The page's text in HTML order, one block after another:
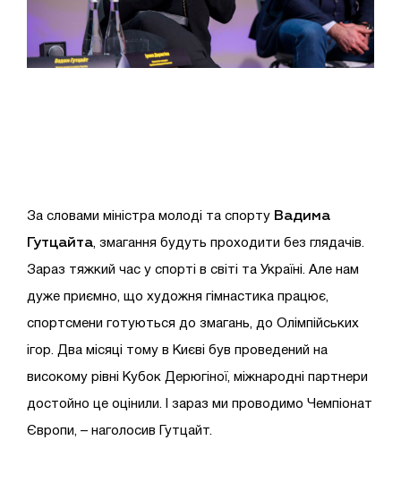
За словами міністра молоді та спорту Вадима
Гутцайта , змагання будуть проходити без глядачів.
Зараз тяжкий час у спорті в світі та Україні. Але нам
дуже приємно, що художня гімнастика працює,
спортсмени готуються до змагань, до Олімпійських
ігор. Два місяці тому в Києві був проведений на
високому рівні Кубок Дерюгіної, міжнародні партнери
достойно це оцінили. І зараз ми проводимо Чемпіонат
Європи, – наголосив Гутцайт.